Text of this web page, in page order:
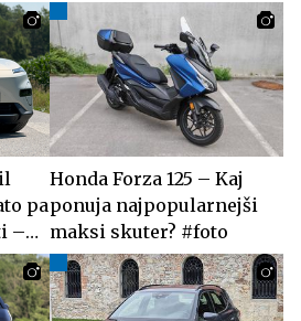
model 3 upravičeno
stojijo v vrsti?
pa
–
Honda Forza 125 – Kaj
ponuja najpopularnejši
maksi skuter? #foto